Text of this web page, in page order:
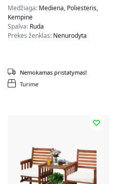
Medžiaga: Mediena, Poliesteris,
Kempinė
Spalva: Ruda
Prekės ženklas: Nenurodyta
Turime
Nemokamas pristatymas!